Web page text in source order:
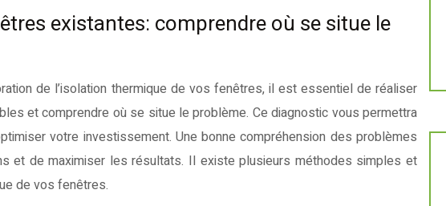
existantes: comprendre où se situe le
de l’isolation thermique de vos fenêtres, il est essentiel de réaliser
et comprendre où se situe le problème. Ce diagnostic vous permettra
votre investissement. Une bonne compréhension des problèmes
et de maximiser les résultats. Il existe plusieurs méthodes simples et
de vos fenêtres.